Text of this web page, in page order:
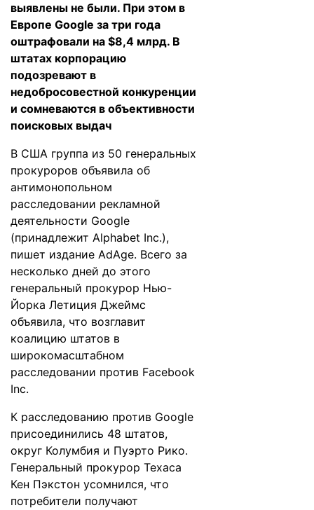
выявлены не были. При этом в
Европе Google за три года
оштрафовали на $8,4 млрд. В
штатах корпорацию
подозревают в
недобросовестной конкуренции
и сомневаются в объективности
поисковых выдач
В США группа из 50 генеральных
прокуроров объявила об
антимонопольном
расследовании рекламной
деятельности Google
(принадлежит Alphabet Inc.),
пишет издание AdAge. Всего за
несколько дней до этого
генеральный прокурор Нью-
Йорка Летиция Джеймс
объявила, что возглавит
коалицию штатов в
широкомасштабном
расследовании против Facebook
Inc.
К расследованию против Google
присоединились 48 штатов,
округ Колумбия и Пуэрто Рико.
Генеральный прокурор Техаса
Кен Пэкстон усомнился, что
потребители получают